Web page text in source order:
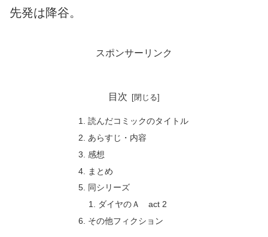
先発は降谷。
スポンサーリンク
目次
読んだコミックのタイトル
あらすじ・内容
感想
まとめ
同シリーズ
ダイヤのＡ act 2
その他フィクション